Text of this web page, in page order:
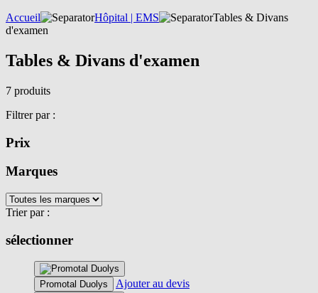
Accueil
Hôpital | EMS
Tables & Divans
d'examen
Tables & Divans d'examen
7 produits
Filtrer par :
Prix
Marques
Trier par :
sélectionner
Promotal Duolys Ajouter au devis